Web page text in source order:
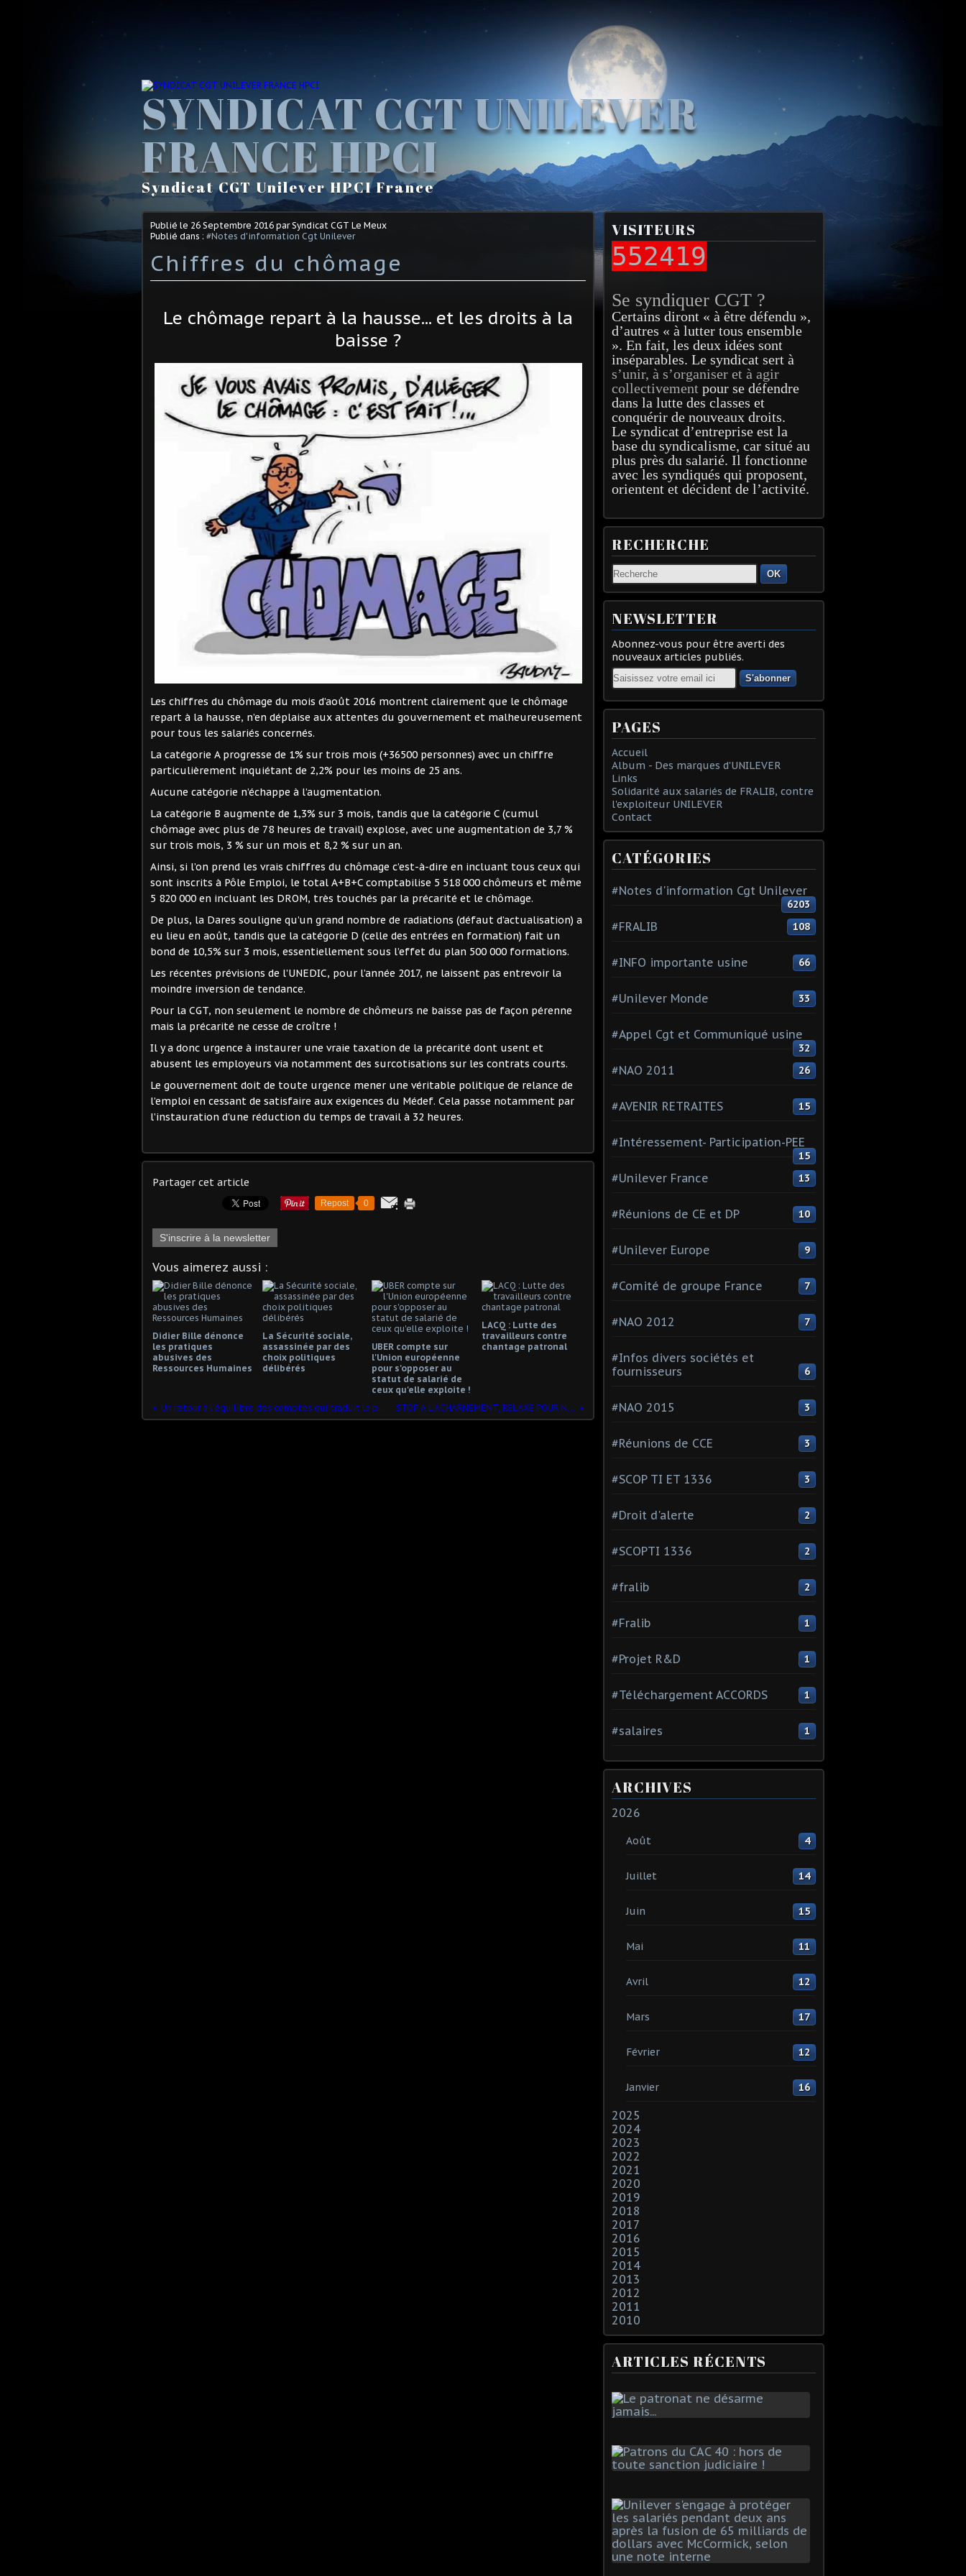
SYNDICAT CGT UNILEVER
FRANCE HPCI
Syndicat CGT Unilever HPCI France
Publié le 26 Septembre 2016 par Syndicat CGT Le Meux
Publié dans : #Notes d'information Cgt Unilever
Chiffres du chômage
Le chômage repart à la hausse... et les droits à la
baisse ?
Les chiffres du chômage du mois d’août 2016 montrent clairement que le chômage
repart à la hausse, n’en déplaise aux attentes du gouvernement et malheureusement
pour tous les salariés concernés.
La catégorie A progresse de 1% sur trois mois (+36500 personnes) avec un chiffre
particulièrement inquiétant de 2,2% pour les moins de 25 ans.
Aucune catégorie n’échappe à l’augmentation.
La catégorie B augmente de 1,3% sur 3 mois, tandis que la catégorie C (cumul
chômage avec plus de 78 heures de travail) explose, avec une augmentation de 3,7 %
sur trois mois, 3 % sur un mois et 8,2 % sur un an.
Ainsi, si l’on prend les vrais chiffres du chômage c’est-à-dire en incluant tous ceux qui
sont inscrits à Pôle Emploi, le total A+B+C comptabilise 5 518 000 chômeurs et même
5 820 000 en incluant les DROM, très touchés par la précarité et le chômage.
De plus, la Dares souligne qu’un grand nombre de radiations (défaut d’actualisation) a
eu lieu en août, tandis que la catégorie D (celle des entrées en formation) fait un
bond de 10,5% sur 3 mois, essentiellement sous l’effet du plan 500 000 formations.
Les récentes prévisions de l’UNEDIC, pour l’année 2017, ne laissent pas entrevoir la
moindre inversion de tendance.
Pour la CGT, non seulement le nombre de chômeurs ne baisse pas de façon pérenne
mais la précarité ne cesse de croître !
Il y a donc urgence à instaurer une vraie taxation de la précarité dont usent et
abusent les employeurs via notamment des surcotisations sur les contrats courts.
Le gouvernement doit de toute urgence mener une véritable politique de relance de
l’emploi en cessant de satisfaire aux exigences du Médef. Cela passe notamment par
l’instauration d’une réduction du temps de travail à 32 heures.
Partager cet article
Repost 0
S'inscrire à la newsletter
Vous aimerez aussi :
Didier Bille dénonce
les pratiques
abusives des
Ressources Humaines
La Sécurité sociale,
assassinée par des
choix politiques
délibérés
UBER compte sur
l'Union européenne
pour s'opposer au
statut de salarié de
ceux qu'elle exploite !
LACQ : Lutte des
travailleurs contre
chantage patronal
Un retour à l’équilibre des comptes qui traduit la poursuite de l’austérité STOP A L'ACHARNEMENT, RELAXE POUR NOS 16 CAMARADES
VISITEURS
552419
Se syndiquer CGT ?
Certains diront « à être défendu »,
d’autres « à lutter tous ensemble
». En fait, les deux idées sont
inséparables. Le syndicat sert à
s’unir, à s’organiser et à agir
collectivement pour se défendre
dans la lutte des classes et
conquérir de nouveaux droits.
Le syndicat d’entreprise est la
base du syndicalisme, car situé au
plus près du salarié. Il fonctionne
avec les syndiqués qui proposent,
orientent et décident de l’activité.
RECHERCHE
OK
NEWSLETTER
Abonnez-vous pour être averti des
nouveaux articles publiés.
Email
PAGES
Accueil
Album - Des marques d'UNILEVER
Links
Solidarité aux salariés de FRALIB, contre
l'exploiteur UNILEVER
Contact
CATÉGORIES
#Notes d'information Cgt Unilever
6203
#FRALIB 108
#INFO importante usine 66
#Unilever Monde 33
#Appel Cgt et Communiqué usine
32
#NAO 2011 26
#AVENIR RETRAITES 15
#Intéressement- Participation-PEE
15
#Unilever France 13
#Réunions de CE et DP 10
#Unilever Europe 9
#Comité de groupe France 7
#NAO 2012 7
#Infos divers sociétés et
fournisseurs
6
#NAO 2015 3
#Réunions de CCE 3
#SCOP TI ET 1336 3
#Droit d'alerte 2
#SCOPTI 1336 2
#fralib 2
#Fralib 1
#Projet R&D 1
#Téléchargement ACCORDS 1
#salaires 1
ARCHIVES
2026
Août 4
Juillet 14
Juin 15
Mai 11
Avril 12
Mars 17
Février 12
Janvier 16
2025
2024
2023
2022
2021
2020
2019
2018
2017
2016
2015
2014
2013
2012
2011
2010
ARTICLES RÉCENTS